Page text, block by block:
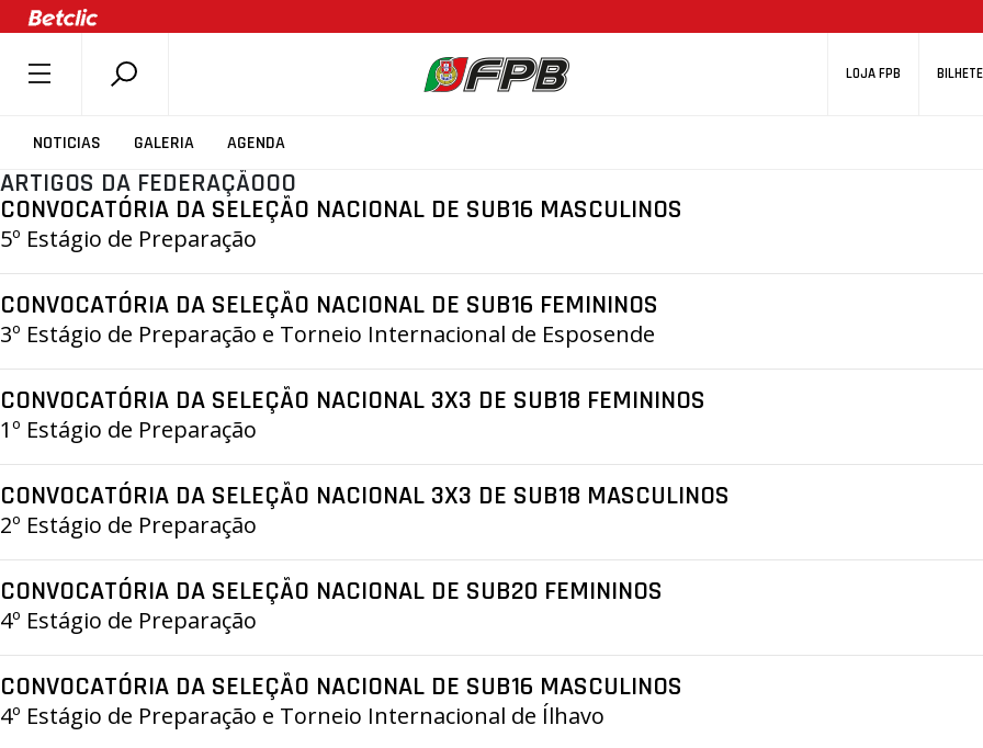
LOJA FPB
NOTICIAS GALERIA AGENDA
SOBRE A FPB
DOCUMENTOS
ÚLTIMAS
COMPETIÇÕES
ASSOCIAÇÕES
CLUBES
AGENTES
AGENDA
SELEÇÕES
MINIBASQUETE
ÁREA TÉCNICA
PROJETOS
ARTIGOS DA FEDERAÇÃOOO
CONVOCATÓRIA DA SELEÇÃO NACIONAL DE SUB16 MASCULINOS
5º Estágio de Preparação
CONVOCATÓRIA DA SELEÇÃO NACIONAL DE SUB16 FEMININOS
3º Estágio de Preparação e Torneio Internacional de Esposende
CONVOCATÓRIA DA SELEÇÃO NACIONAL 3X3 DE SUB18 FEMININOS
1º Estágio de Preparação
CONVOCATÓRIA DA SELEÇÃO NACIONAL 3X3 DE SUB18 MASCULINOS
2º Estágio de Preparação
CONVOCATÓRIA DA SELEÇÃO NACIONAL DE SUB20 FEMININOS
4º Estágio de Preparação
CONVOCATÓRIA DA SELEÇÃO NACIONAL DE SUB16 MASCULINOS
4º Estágio de Preparação e Torneio Internacional de Ílhavo